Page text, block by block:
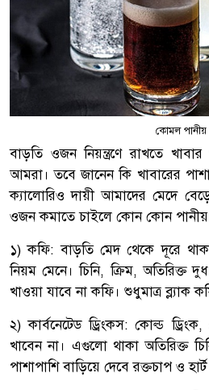
কোমল পানীয়
বাড়তি ওজন নিয়ন্ত্রণে রাখতে
আমরা। তবে জানেন কি খাবারের
ক্যালোরিও দায়ী আমাদের মেদে
ওজন কমাতে চাইলে কোন কোন পানীয়
১) কফি: বাড়তি মেদ থেকে দূরে
নিয়ম মেনে। চিনি, ক্রিম, অতিরিক্ত
খাওয়া যাবে না কফি। শুধুমাত্র ব্ল্যাক
২) কার্বনেটেড ড্রিংকস: কোল্ড
খাবেন না। এগুলো থাকা অতিরিক্ত
পাশাপাশি বাড়িয়ে দেবে রক্তচাপ ও